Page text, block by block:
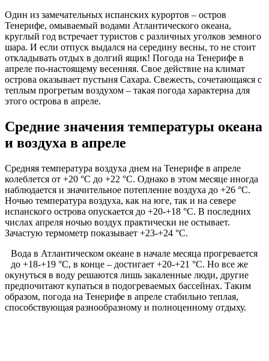
Один из замечательных испанских курортов – остров
Тенерифе, омываемый водами Атлантического океана,
круглый год встречает туристов с различных уголков земного
шара. И если отпуск выдался на середину весны, то не стоит
откладывать отдых в долгий ящик! Погода на Тенерифе в
апреле по-настоящему весенняя. Свое действие на климат
острова оказывает пустыня Сахара. Свежесть, сочетающаяся с
теплым прогретым воздухом – такая погода характерна для
этого острова в апреле.
Средние значения температуры океана
и воздуха в апреле
Средняя температура воздуха днем на Тенерифе в апреле
колеблется от +20 °С до +22 °С. Однако в этом месяце иногда
наблюдается и значительное потепление воздуха до +26 °С.
Ночью температура воздуха, как на юге, так и на севере
испанского острова опускается до +20-+18 °С. В последних
числах апреля ночью воздух практически не остывает.
Зачастую термометр показывает +23-+24 °С.
Вода в Атлантическом океане в начале месяца прогревается
до +18-+19 °С, в конце – достигает +20-+21 °С. Но все же
окунуться в воду решаются лишь закаленные люди, другие
предпочитают купаться в подогреваемых бассейнах. Таким
образом, погода на Тенерифе в апреле стабильно теплая,
способствующая разнообразному и полноценному отдыху.